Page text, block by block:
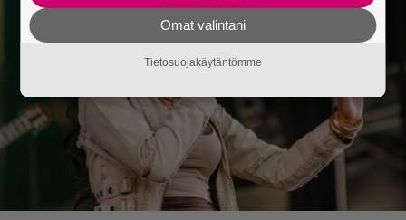
Omat valintani
Tietosuojakäytäntömme